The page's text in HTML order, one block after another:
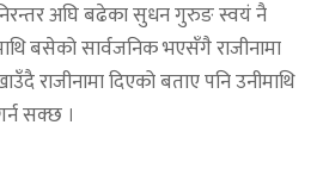
अघि बढेका सुधन गुरुङ स्वयं नै
बसेको सार्वजनिक भएसँगै राजीनामा
राजीनामा दिएको बताए पनि उनीमाथि
सक्छ ।